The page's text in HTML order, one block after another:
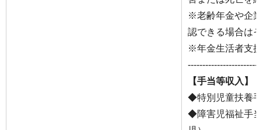
※老齢年金や企
認できる場合は
※年金生活者支
【手当等収入】
◆特別児童扶養
◆障害児福祉手